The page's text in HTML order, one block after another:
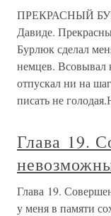
ПРЕКРАСНЫЙ
Давиде.
Бурлюк сделал
немцев. Всовывал
отпускал ни на
писать не
Глава 19.
Глава 19.
у меня в памяти